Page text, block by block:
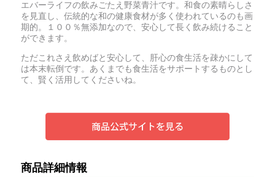
エバーライフの飲みごたえ野菜青汁です。和食の素晴らしさ
を見直し、伝統的な和の健康食材が多く使われているのも画
期的。１００％無添加なので、安心して長く飲み続けること
ができます。
ただこれさえ飲めばと安心して、肝心の食生活を疎かにして
は本末転倒です。あくまでも食生活をサポートするものとし
て、賢く活用してくださいね。
商品詳細情報